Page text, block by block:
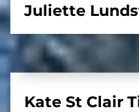
Juliette
Kate St Clair